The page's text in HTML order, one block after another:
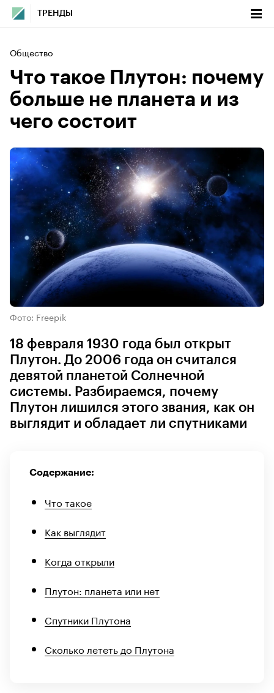
ТРЕНДЫ
Общество
Что такое Плутон: почему
больше не планета и из
чего состоит
Фото: Freepik
18 февраля 1930 года был открыт
Плутон. До 2006 года он считался
девятой планетой Солнечной
системы. Разбираемся, почему
Плутон лишился этого звания, как он
выглядит и обладает ли спутниками
Содержание:
Что такое
Как выглядит
Когда открыли
Плутон: планета или нет
Спутники Плутона
Сколько лететь до Плутона